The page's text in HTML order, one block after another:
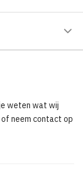
weten wat wij
neem contact op